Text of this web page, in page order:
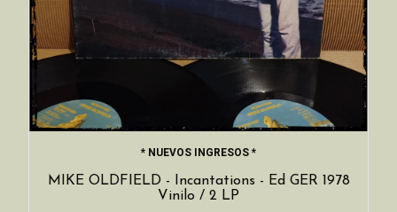
* NUEVOS INGRESOS *
MIKE OLDFIELD - Incantations - Ed GER 1978
Vinilo / 2 LP